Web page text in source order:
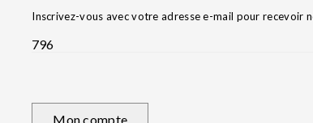
Inscrivez-vous avec votre adresse e-mail pour recevoir
796
Mon compte